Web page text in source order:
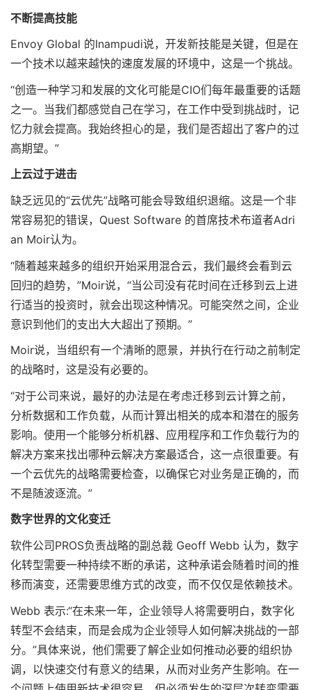
不断提高技能
Envoy Global 的Inampudi说，开发新技能是关键，但是在
一个技术以越来越快的速度发展的环境中，这是一个挑战。
“创造一种学习和发展的文化可能是CIO们每年最重要的话题
之一。当我们都感觉自己在学习，在工作中受到挑战时，记
忆力就会提高。我始终担心的是，我们是否超出了客户的过
高期望。”
上云过于进击
缺乏远见的“云优先”战略可能会导致组织退缩。这是一个非
常容易犯的错误，Quest Software 的首席技术布道者Adri
an Moir认为。
“随着越来越多的组织开始采用混合云，我们最终会看到云
回归的趋势，”Moir说，“当公司没有花时间在迁移到云上进
行适当的投资时，就会出现这种情况。可能突然之间，企业
意识到他们的支出大大超出了预期。”
Moir说，当组织有一个清晰的愿景，并执行在行动之前制定
的战略时，这是没有必要的。
“对于公司来说，最好的办法是在考虑迁移到云计算之前，
分析数据和工作负载，从而计算出相关的成本和潜在的服务
影响。使用一个能够分析机器、应用程序和工作负载行为的
解决方案来找出哪种云解决方案最适合，这一点很重要。有
一个云优先的战略需要检查，以确保它对业务是正确的，而
不是随波逐流。”
数字世界的文化变迁
软件公司PROS负责战略的副总裁 Geoff Webb 认为，数字
化转型需要一种持续不断的承诺，这种承诺会随着时间的推
移而演变，还需要思维方式的改变，而不仅仅是依赖技术。
Webb 表示:“在未来一年，企业领导人将需要明白，数字化
转型不会结束，而是会成为企业领导人如何解决挑战的一部
分。”具体来说，他们需要了解企业如何推动必要的组织协
调，以快速交付有意义的结果，从而对业务产生影响。在一